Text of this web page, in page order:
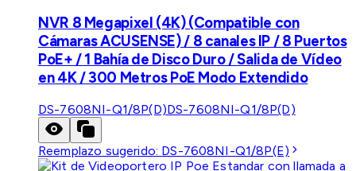
NVR 8 Megapixel (4K) (Compatible con
Cámaras ACUSENSE) / 8 canales IP / 8 Puertos
PoE+ / 1 Bahía de Disco Duro / Salida de Vídeo
en 4K / 300 Metros PoE Modo Extendido
DS-7608NI-Q1/8P(D)DS-7608NI-Q1/8P(D)
Reemplazo sugerido: DS-7608NI-Q1/8P(E)